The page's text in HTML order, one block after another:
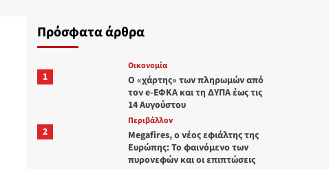
Πρόσφατα άρθρα
1
Οικονομία
Ο «χάρτης» των πληρωμών από
τον e-ΕΦΚΑ και τη ΔΥΠΑ έως τις
14 Αυγούστου
2
Περιβάλλον
Megafires, ο νέος εφιάλτης της
Ευρώπης: Το φαινόμενο των
πυρονεφών και οι επιπτώσεις